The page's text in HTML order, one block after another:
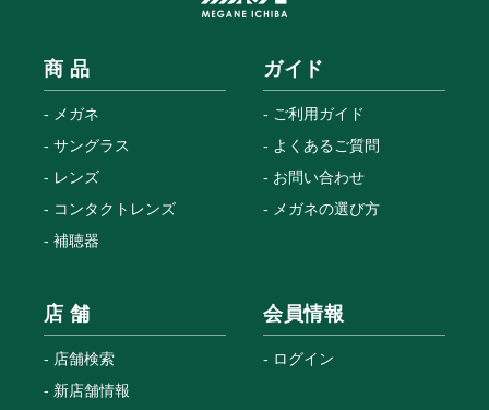
商 品
メガネ
サングラス
レンズ
コンタクトレンズ
補聴器
ガイド
ご利用ガイド
よくあるご質問
お問い合わせ
メガネの選び方
店 舗
店舗検索
新店舗情報
会員情報
ログイン